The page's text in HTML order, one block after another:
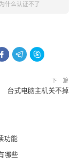
什么认证不了
  
下一篇
台式电脑主机关不掉
功能
哪些